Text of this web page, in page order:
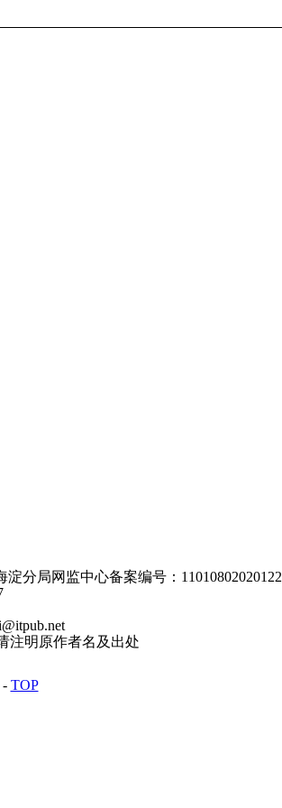
淀分局网监中心备案编号：11010802020122
注明原作者名及出处
TOP